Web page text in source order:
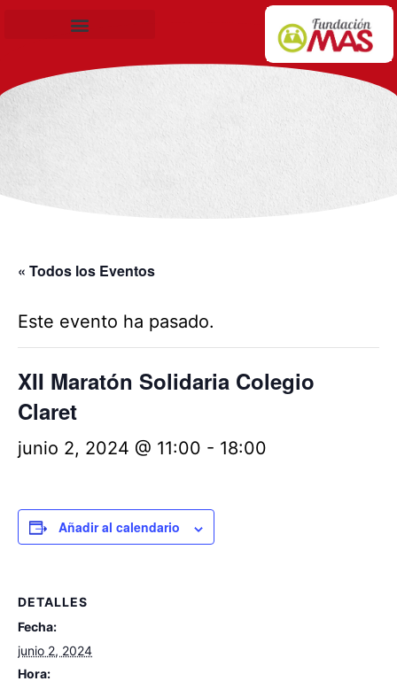
« Todos los Eventos
Este evento ha pasado.
XII Maratón Solidaria Colegio
Claret
junio 2, 2024 @ 11:00 - 18:00
Añadir al calendario
DETALLES
Fecha:
junio 2, 2024
Hora: